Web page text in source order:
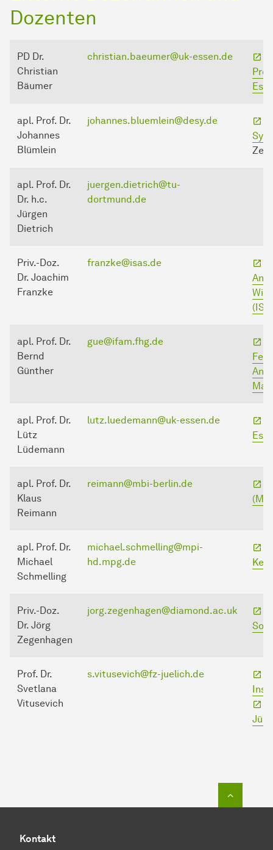
Dozenten
PD Dr.
Christian
Bäumer
christian.baeumer@uk-essen.de
apl. Prof. Dr.
Johannes
Blümlein
johannes.bluemlein@desy.de
apl. Prof. Dr.
Dr. h.c.
Jürgen
Dietrich
juergen.dietrich@tu-
dortmund.de
Priv.-Doz.
Dr. Joachim
Franzke
franzke@isas.de
apl. Prof. Dr.
Bernd
Günther
gue@ifam.fhg.de
apl. Prof. Dr.
Lütz
Lüdemann
lutz.luedemann@uk-essen.de
apl. Prof. Dr.
Klaus
Reimann
reimann@mbi-berlin.de
apl. Prof. Dr.
Michael
Schmelling
michael.schmelling@mpi-
hd.mpg.de
Priv.-Doz.
Dr. Jörg
Zegenhagen
jorg.zegenhagen@diamond.ac.uk
Prof. Dr.
Svetlana
Vitusevich
s.vitusevich@fz-juelich.de
Kontakt